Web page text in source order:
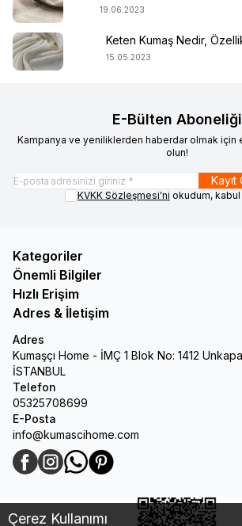
Çerez Kullanımı
19.06.2023
Keten Kumaş Nedir,
15.05.2023
E-Bülten Aboneliği
Kampanya ve yeniliklerden haberdar olmak
olun!
Kayıt
KVKK Sözleşmesi'ni okudum,
Kategoriler
Önemli Bilgiler
Hızlı Erişim
Adres & İletişim
Adres
Kumaşçı Home - İMÇ 1 Blok No: 1412
İSTANBUL
Telefon
05325708699
E-Posta
info@kumascihome.com
Facebook
InstagramWhatsApp
Pinterest